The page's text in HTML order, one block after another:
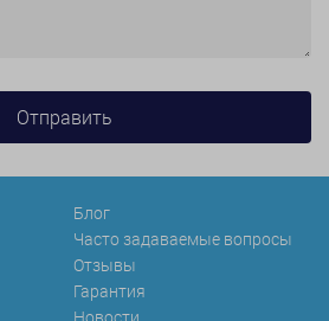
Блог
Часто задаваемые вопросы
Отзывы
Гарантия